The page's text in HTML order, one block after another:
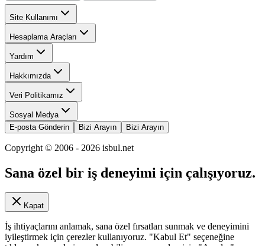
Site Kullanımı
Hesaplama Araçları
Yardım
Hakkımızda
Veri Politikamız
Sosyal Medya
E-posta Gönderin
Bizi Arayın Bizi Arayın
Copyright © 2006 - 2026 isbul.net
Sana özel bir iş deneyimi için çalışıyoruz.
Kapat
İş ihtiyaçlarını anlamak, sana özel fırsatları sunmak ve deneyimini
iyileştirmek için çerezler kullanıyoruz. "Kabul Et" seçeneğine